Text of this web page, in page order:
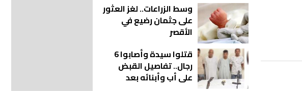
وسط الزراعات.. لغز العثور
على جثمان رضيع في
الأقصر
قتلوا سيدة وأصابوا 6
رجال.. تفاصيل القبض
على أب وأبنائه بعد